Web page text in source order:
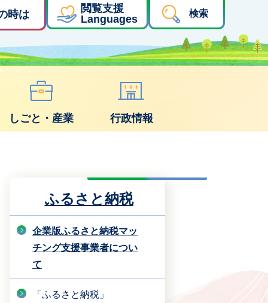
時は
閲覧支援
Languages
検索
しごと・産業 行政情報
ふるさと納税
企業版ふるさと納税マッ
チング支援事業者につい
て
「ふるさと納税」